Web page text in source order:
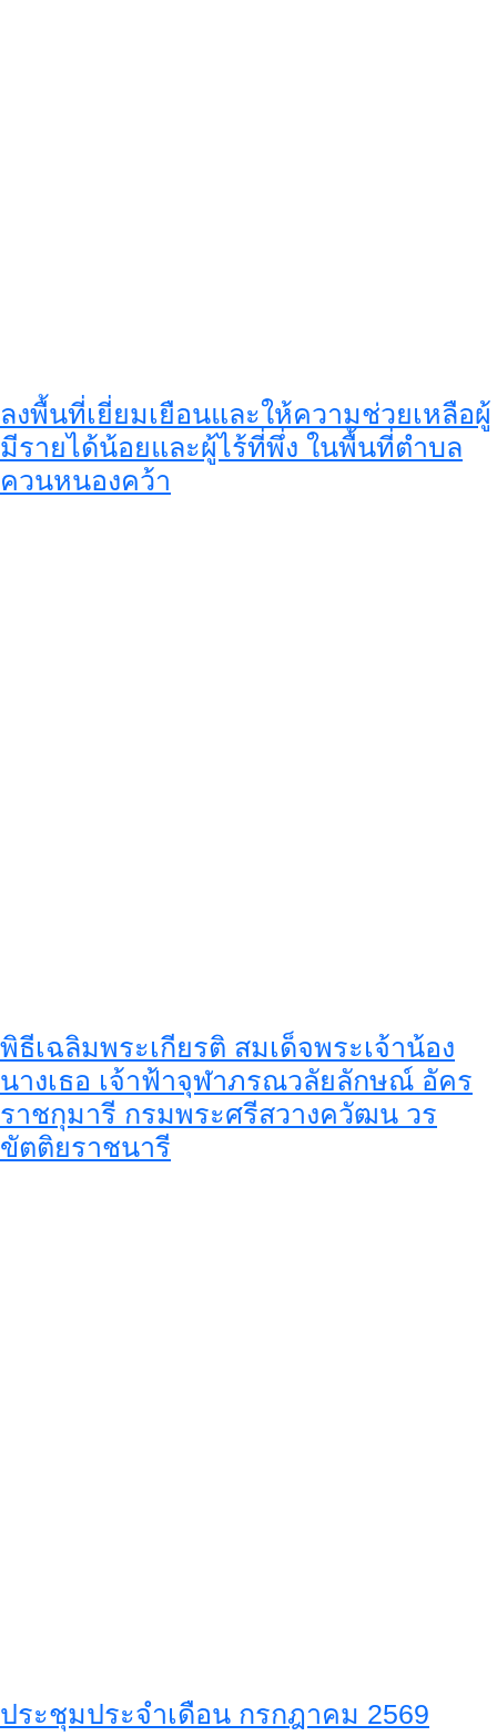
ลงพื้นที่เยี่ยมเยือนและให้ความช่วยเหลือผู้
มีรายได้น้อยและผู้ไร้ที่พึ่ง ในพื้นที่ตำบล
ควนหนองคว้า
พิธีเฉลิมพระเกียรติ สมเด็จพระเจ้าน้อง
นางเธอ เจ้าฟ้าจุฬาภรณวลัยลักษณ์ อัคร
ราชกุมารี กรมพระศรีสวางควัฒน วร
ขัตติยราชนารี
ประชุมประจำเดือน กรกฎาคม 2569